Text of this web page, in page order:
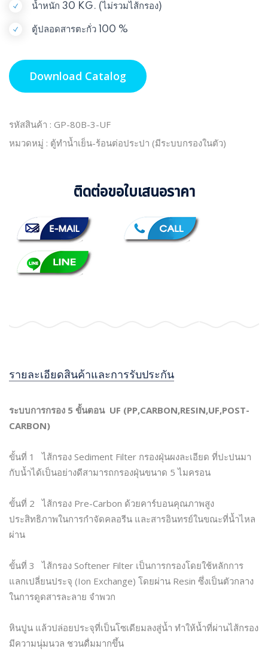
น้ำหนัก 30 KG. (ไม่รวมไส้กรอง)
ตู้ปลอดสารตะกั่ว 100 %
Download Catalog
รหัสสินค้า : GP-80B-3-UF
หมวดหมู่ : ตู้ทำน้ำเย็น-ร้อนต่อประปา (มีระบบกรองในตัว)
ติดต่อขอใบเสนอราคา
รายละเอียดสินค้าและการรับประกัน
ระบบการกรอง 5 ขั้นตอน UF (PP,CARBON,RESIN,UF,POST-
CARBON)
ขั้นที่ 1 ไส้กรอง Sediment Filter กรองฝุ่นผงละเอียด ที่ปะปนมา
กับน้ำได้เป็นอย่างดีสามารถกรองฝุ่นขนาด 5 ไมครอน
ขั้นที่ 2 ไส้กรอง Pre-Carbon ด้วยคาร์บอนคุณภาพสูง
ประสิทธิภาพในการกำจัดคลอรีน และสารอินทรย์ในขณะที่น้ำไหล
ผ่าน
ขั้นที่ 3 ไส้กรอง Softener Filter เป็นการกรองโดยใช้หลักการ
แลกเปลี่ยนประจุ (Ion Exchange) โดยผ่าน Resin ซึ่งเป็นตัวกลาง
ในการดูดสารละลาย จำพวก
หินปูน แล้วปล่อยประจุที่เป็นโซเดียมลงสู่น้ำ ทำให้น้ำที่ผ่านไส้กรอง
มีความนุ่มนวล ชวนดื่มมากขึ้น